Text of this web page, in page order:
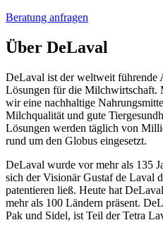
Beratung anfragen
Über DeLaval
DeLaval ist der weltweit führende
Lösungen für die Milchwirtschaft.
wir eine nachhaltige
Milchqualität und gute
Lösungen werden täglich von
rund um den Globus eingesetzt.
DeLaval wurde vor mehr als 135
sich der Visionär Gustaf de Laval
patentieren ließ. Heute hat
mehr als 100 Ländern präsent.
Pak und Sidel, ist Teil der Tetra